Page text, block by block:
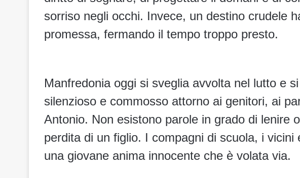
sorriso negli occhi. Invece, un destino crudele
promessa, fermando il tempo troppo presto.
Manfredonia oggi si sveglia avvolta nel lutto e
silenzioso e commosso attorno ai genitori, ai
Antonio. Non esistono parole in grado di lenire
perdita di un figlio. I compagni di scuola, i vicini
una giovane anima innocente che è volata via.